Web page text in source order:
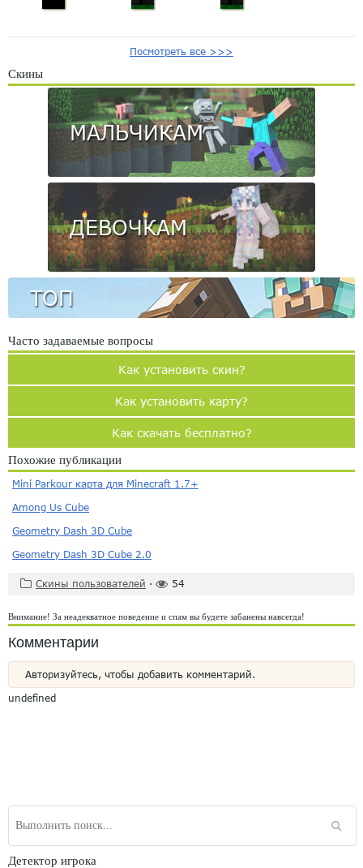
Посмотреть все >>>
Скины
МАЛЬЧИКАМ
ДЕВОЧКАМ
ТОП
Часто задаваемые вопросы
Как установить скин?
Как установить карту?
Как скачать бесплатно?
Похожие публикации
Mini Parkour карта для Minecraft 1.7+
Among Us Cube
Geometry Dash 3D Cube
Geometry Dash 3D Cube 2.0
Скины пользователей · 54
Внимание! За неадекватное поведение и спам вы будете забанены навсегда!
Комментарии
Авторизуйтесь, чтобы добавить комментарий.
undefined
Детектор игрока